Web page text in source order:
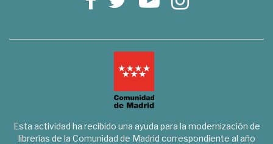
Esta actividad ha recibido una ayuda para la modernización de
librerías de la Comunidad de Madrid correspondiente al año